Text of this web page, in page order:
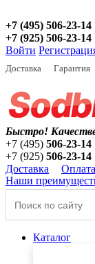
+7 (495) 506-23-14
+7 (925) 506-23-14
Войти
Доставка Гарантия
Быстро!
+7 (495) 506-23-14
+7 (925) 506-23-14
Доставка
Оплата
Наши
Каталог